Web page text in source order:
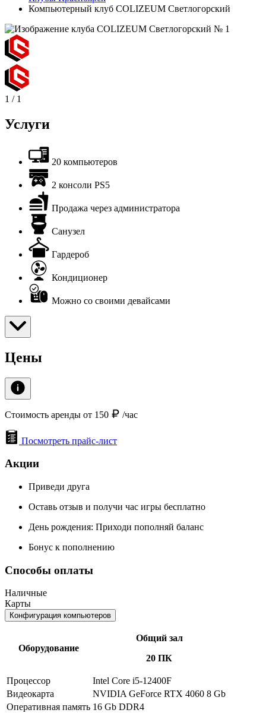
Компьютерный клуб COLIZEUM Светлогорский
1 / 1
Услуги
20 компьютеров
2 консоли PS5
Продажа через администратора
Санузел
Гардероб
Кондиционер
Можно со своими девайсами
Цены
Стоимость аренды от 150 /час
Посмотреть прайс-лист
Акции
Приведи друга
Оставь отзыв и получи час игры бесплатно
День рождения: Приходи пополняй баланс
Бонус к пополнению
Способы оплаты
Наличные
Карты
Конфигурация компьютеров
Оборудование
Общий зал
20 ПК
Процессор
Intel Core i5-12400F
Видеокарта
NVIDIA GeForce RTX 4060 8 Gb
Оперативная память 16 Gb DDR4